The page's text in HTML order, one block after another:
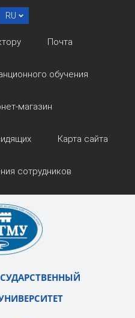
RU
Почта
обучения
магазин
Карта сайта
сотрудников